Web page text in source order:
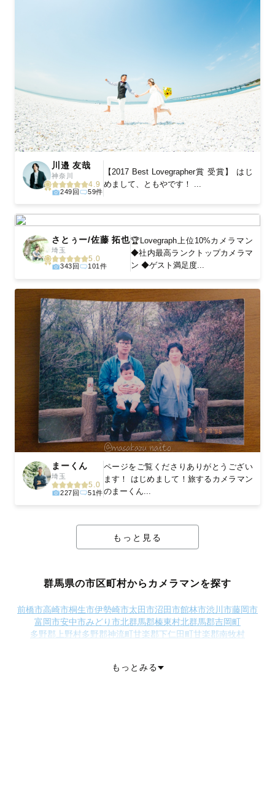
川邉 友哉
神奈川
4.9
249回 59件
【2017 Best Lovegrapher賞 受賞】 はじ
めまして、ともやです！ ...
さとぅー/佐藤 拓也
埼玉
5.0
343回 101件
🏆Lovegraph上位10%カメラマン
◆社内最高ランクトップカメラマ
ン ◆ゲスト満足度...
まーくん
埼玉
5.0
227回 51件
ページをご覧くださりありがとうござい
ます！ はじめまして！旅するカメラマン
のまーくん...
もっと見る
群馬県の市区町村からカメラマンを探す
前橋市高崎市桐生市伊勢崎市太田市沼田市館林市渋川市藤岡市
富岡市安中市みどり市北群馬郡榛東村北群馬郡吉岡町
多野郡上野村多野郡神流町甘楽郡下仁田町甘楽郡南牧村
利根郡みなかみ町佐波郡玉村町
もっとみる